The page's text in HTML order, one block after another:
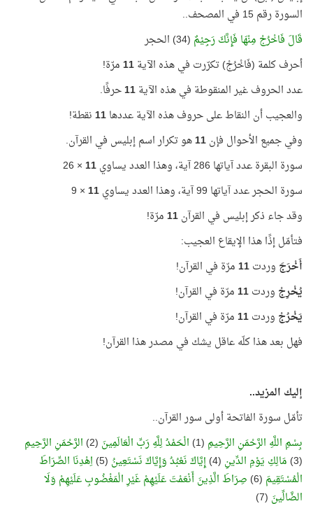
السورة رقم 15 في المصحف..
قَالَ فَاخْرُجْ مِنْهَا فَإِنَّكَ رَجِيْمٌ (34) الحجر
أحرف كلمة (فَاخْرُجْ) تكرّرت في هذه الآية11مرّة!
عدد الحروف غير المنقوطة في هذه الآية11حرفًا.
والعجيب أن النقاط على حروف هذه الآية عددها11نقطة!
وفي جميع الأحوال فإن11هو تكرار اسم إبليس في القرآن.
سورة البقرة عدد آياتها 286 آية، وهذا العدد يساوي
11
× 26
سورة الحجر عدد آياتها 99 آية، وهذا العدد يساوي
11
× 9
وقد جاء ذكر إبليس في القرآن11مرّة!
فتأمّل إذًا هذا الإيقاع العجيب:
أَخْرَجَ وردت11مرّة في القرآن!
يُخْرِجْ وردت11مرّة في القرآن!
يَخْرُجْ وردت11مرّة في القرآن!
فهل بعد هذا كلّه عاقل يشك في مصدر هذا القرآن!
إليك المزيد..
تأمّل سورة الفاتحة أولى سور القرآن..
بِسْمِ اللَّهِ الرَّحْمَنِ الرَّحِيمِ (1) الْحَمْدُ لِلَّهِ رَبِّ الْعَالَمِينَ (2)
الرَّحْمَنِ الرَّحِيمِ
(3)
مَالِكِ يَوْمِ الدِّينِ (4) إِيَّاكَ نَعْبُدُ وَإِيَّاكَ نَسْتَعِينُ (5)
اِهْدِنَا الصِّرَاطَ
الْمُسْتَقِيمَ (6)
صِرَاطَ الَّذِينَ أَنْعَمْتَ عَلَيْهِمْ غَيْرِ الْمَغْضُوبِ عَلَيْهِمْ وَلَا
الضَّالِّينَ (7)